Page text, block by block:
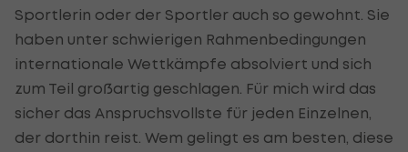
Sportlerin oder der Sportler auch so gewohnt. Sie
haben unter schwierigen Rahmenbedingungen
internationale Wettkämpfe absolviert und sich
zum Teil großartig geschlagen. Für mich wird das
sicher das Anspruchsvollste für jeden Einzelnen,
der dorthin reist. Wem gelingt es am besten, diese